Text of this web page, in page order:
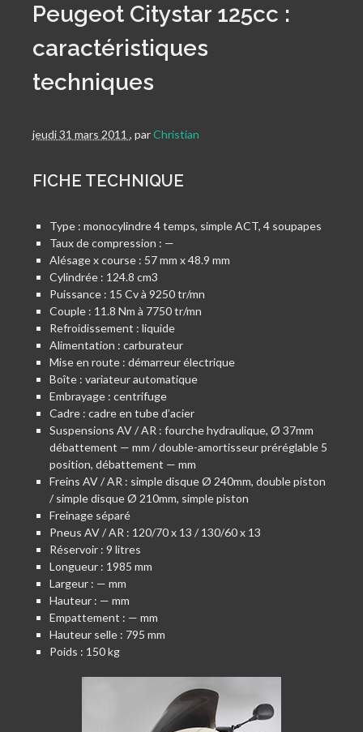
Peugeot Citystar 125cc :
caractéristiques
techniques
jeudi 31 mars 2011 , parChristian
FICHE TECHNIQUE
Type : monocylindre 4 temps, simple ACT, 4 soupapes
Taux de compression : —
Alésage x course : 57 mm x 48.9 mm
Cylindrée : 124.8 cm3
Puissance : 15 Cv à 9250 tr/mn
Couple : 11.8 Nm à 7750 tr/mn
Refroidissement : liquide
Alimentation : carburateur
Mise en route : démarreur électrique
Boîte : variateur automatique
Embrayage : centrifuge
Cadre : cadre en tube d’acier
Suspensions AV / AR : fourche hydraulique, Ø 37mm
débattement — mm / double-amortisseur préréglable 5
position, débattement — mm
Freins AV / AR : simple disque Ø 240mm, double piston
/ simple disque Ø 210mm, simple piston
Freinage séparé
Pneus AV / AR : 120/70 x 13 / 130/60 x 13
Réservoir : 9 litres
Longueur : 1985 mm
Largeur : — mm
Hauteur : — mm
Empattement : — mm
Hauteur selle : 795 mm
Poids : 150 kg